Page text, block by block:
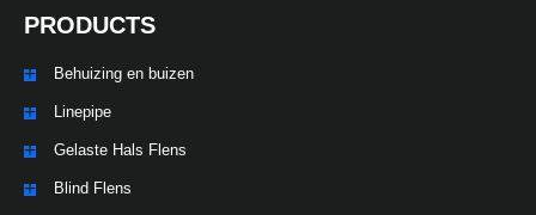
PRODUCTS
Behuizing en buizen
Linepipe
Gelaste Hals Flens
Blind Flens